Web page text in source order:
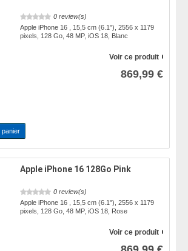
0 review(s)
Apple iPhone 16 , 15,5 cm (6.1"), 2556 x 1179
pixels, 128 Go, 48 MP, iOS 18, Blanc
Voir ce produit
869,99 €
panier
Apple iPhone 16 128Go Pink
0 review(s)
Apple iPhone 16 , 15,5 cm (6.1"), 2556 x 1179
pixels, 128 Go, 48 MP, iOS 18, Rose
Voir ce produit